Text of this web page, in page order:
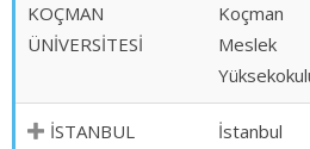
KOÇMAN
ÜNİVERSİTESİ
Koçman
Meslek
İSTANBUL
İstanbul